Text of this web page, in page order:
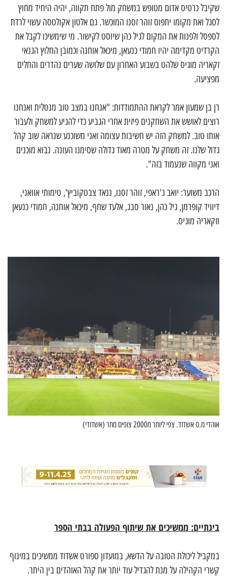
שקיבל כרטיס אדום מטופש במשחק מול פתח תקווה, יהיה היחיד מחוץ
לסגל ואת מקומו יתפוס זוהר זסנו המוכשר. גם אלטון אקולטסה עשוי לרדת
לספסל ולפנות את המקום לגיל כהן שיוסט לקישור. מי שימשיכו לקבל את
הקרדיט מקדימה יהיו חמודי כנעאן, מיכאל אוחנה וכמובן החלוץ הגנאי
זקאריה מוגיס שלהט בשבוע האחרון עם שלושה שערים נהדרים והחלים
מפציעה.
רן בן שמעון אמר לקראת ההתמודדות: "אנחנו במצב טוב מנטלית ואנחנו
רוצים לאושש את השחקנים פיזית אחרי הגביע כדי להגיע למשחק ולעבור
אותו טוב. למשחק הזה יש חשיבות עצומה ואני משוכנע שנראה שוב קהל
גדול שלנו. זה משחק על מטרה מאוד גדולה שסימנו העונה. נבוא מוכנים
ואני מקווה שנעמוד בזה".
הרכב משוער: יואב ג'ראפי, זוהר זסנו, ננאד צבטקוביץ', טימותי אוואני,
דיוויד קופרמן, גיל כהן, נאור סבג, אלעד שחף, מיכאל אוחנה, חמודי כנעאן
וזקאריה מוגיס.
אוהדי מ.ס אשדוד. צפי ליותר מ2000 צופים מחר (אשדודי)
בינתיים: ממשיכים את שיתוף הפעולה בבתי הספר
במקביל ליכולת הטובה על הדשא, במועדון ספורט אשדוד ממשיכים במינוף
קשרי הקהילה על מנת להגדיל עוד יותר את קהל האוהדים בין היתר.